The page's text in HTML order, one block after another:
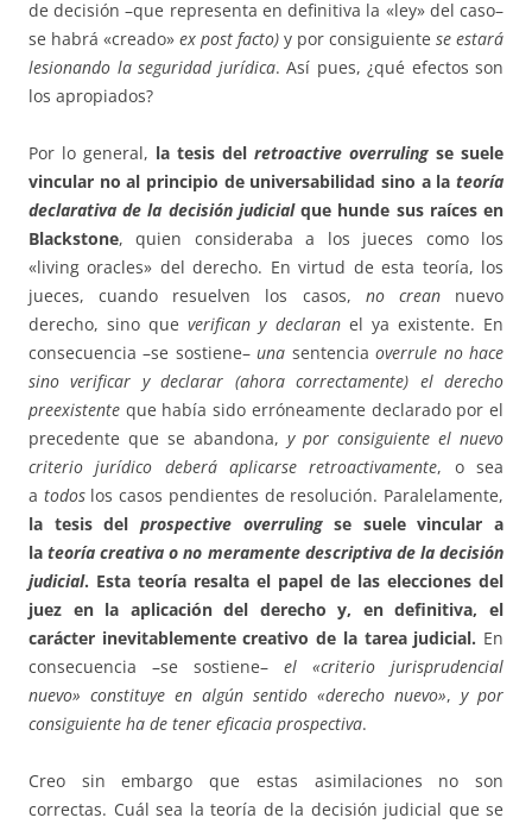
de decisión –que representa en definitiva la «ley» del caso–
se habrá «creado» ex post facto) y por consiguiente se estará
lesionando la seguridad jurídica. Así pues, ¿qué efectos son
los apropiados?
Por lo general, la tesis del retroactive overruling se suele
vincular no al principio de universabilidad sino a la teoría
declarativa de la decisión judicialque hunde sus raíces en
Blackstone, quien consideraba a los jueces como los
«living oracles» del derecho. En virtud de esta teoría, los
jueces, cuando resuelven los casos, no creannuevo
derecho, sino queverifican y declaranel ya existente. En
consecuencia –se sostiene–una sentencia overrule no hace
sino verificar y declarar (ahora correctamente) el derecho
preexistente que había sido erróneamente declarado por el
precedente que se abandona, y por consiguiente el nuevo
criterio jurídico deberá aplicarse retroactivamente, o sea
a todoslos casos pendientes de resolución. Paralelamente,
la tesis del prospective overrulingse suele vincular a
lateoría creativa o no meramente descriptiva de la decisión
judicial. Esta teoría resalta el papel de las elecciones del
juez en la aplicación del derecho y, en definitiva, el
carácter inevitablemente creativo de la tarea judicial. En
consecuencia –se sostiene– el «criterio jurisprudencial
nuevo» constituye en algún sentido «derecho nuevo», y por
consiguiente ha de tener eficacia prospectiva.
Creo sin embargo que estas asimilaciones no son
correctas. Cuál sea la teoría de la decisión judicial que se